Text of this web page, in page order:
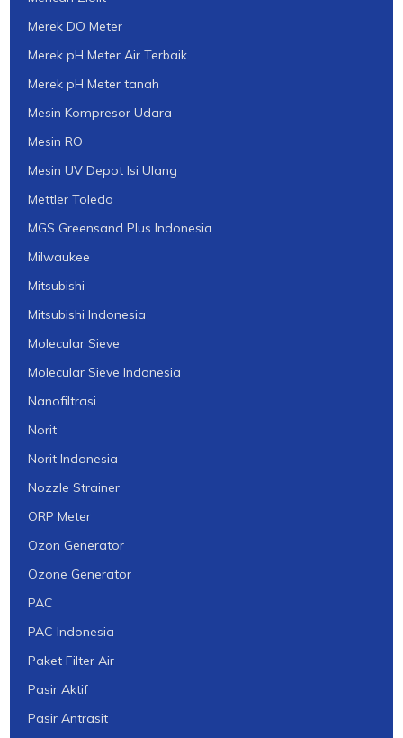
Merek DO Meter
Merek pH Meter Air Terbaik
Merek pH Meter tanah
Mesin Kompresor Udara
Mesin RO
Mesin UV Depot Isi Ulang
Mettler Toledo
MGS Greensand Plus Indonesia
Milwaukee
Mitsubishi
Mitsubishi Indonesia
Molecular Sieve
Molecular Sieve Indonesia
Nanofiltrasi
Norit
Norit Indonesia
Nozzle Strainer
ORP Meter
Ozon Generator
Ozone Generator
PAC
PAC Indonesia
Paket Filter Air
Pasir Aktif
Pasir Antrasit